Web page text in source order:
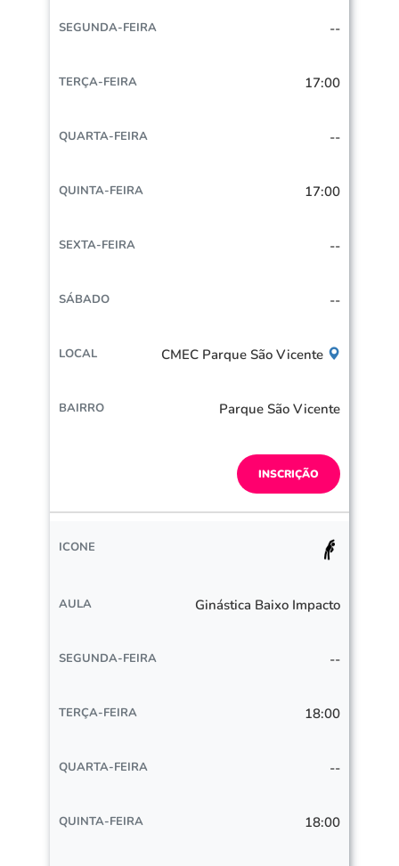
--
17:00
--
17:00
--
--
CMEC Parque São Vicente
Parque São Vicente
INSCRIÇÃO
Ginástica Baixo Impacto
--
18:00
--
18:00